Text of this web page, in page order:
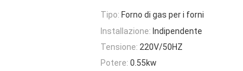
Tipo: Forno di gas per i forni
Installazione: Indipendente
Tensione: 220V/50HZ
Potere: 0.55kw